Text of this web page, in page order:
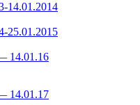
14.01.2014
25.01.2015
14.01.16
14.01.17